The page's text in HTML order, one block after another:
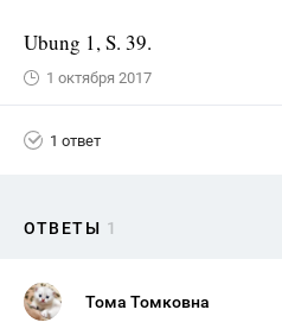
Ubung 1, S. 39.
1 октября 2017
1 ответ
ОТВЕТЫ 1
Тома Томковна